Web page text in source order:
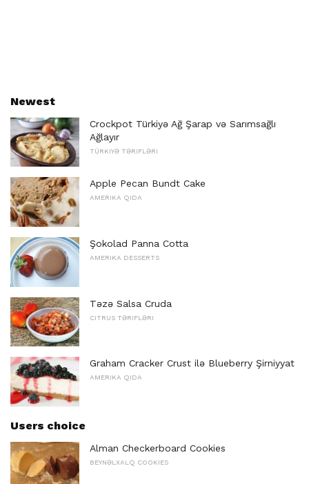
Newest
Crockpot Türkiyə Ağ Şarap və Sarımsağlı
Ağlayır
TÜRKIYƏ TƏRIFLƏRI
Apple Pecan Bundt Cake
AMERIKA QIDA
Şokolad Panna Cotta
AMERIKA DESSERTS
Təzə Salsa Cruda
CITRUS TƏRIFLƏRI
Graham Cracker Crust ilə Blueberry Şirniyyat
AMERIKA QIDA
Users choice
Alman Checkerboard Cookies
BEYNƏLXALQ COOKIES